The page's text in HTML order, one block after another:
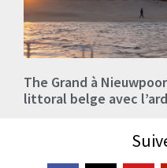
The Grand à
littoral belge avec